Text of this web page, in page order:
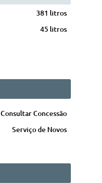
381 litros
45 litros
Consultar Concessão
Serviço de Novos